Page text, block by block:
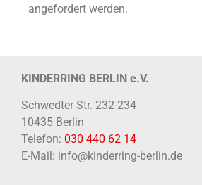
angefordert werden.
KINDERRING BERLIN e.V.
Schwedter Str. 232-234
10435 Berlin
Telefon: 030 440 62 14
E-Mail: info@kinderring-berlin.de